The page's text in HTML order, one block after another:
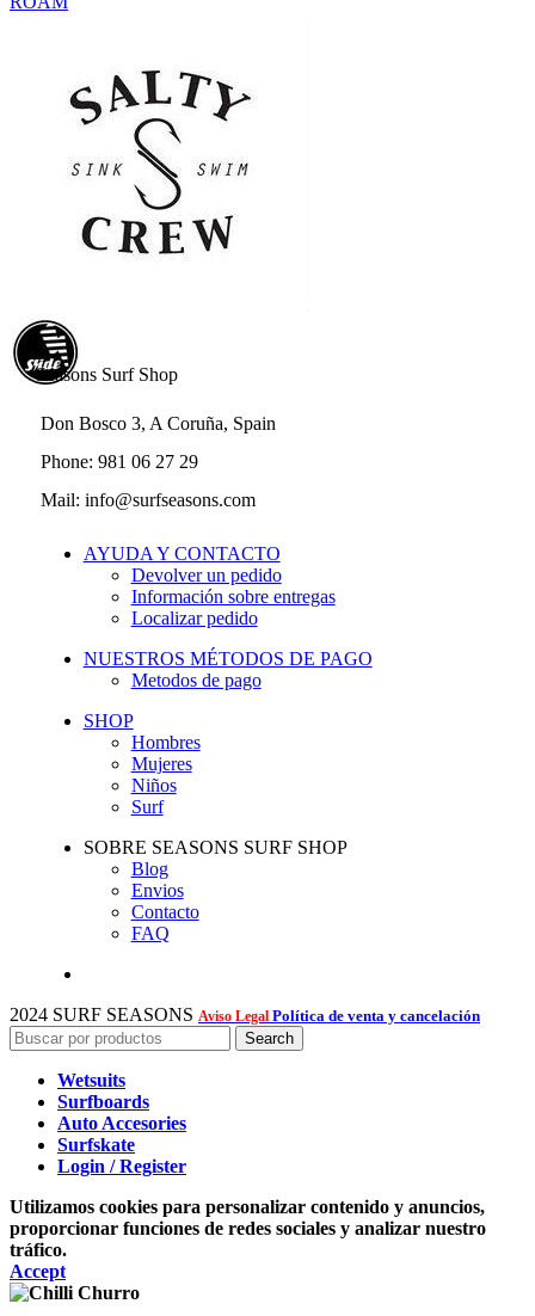
Seasons Surf Shop
Don Bosco 3, A Coruña, Spain
Phone: 981 06 27 29
Mail: info@surfseasons.com
AYUDA Y CONTACTO
Devolver un pedido
Información sobre entregas
Localizar pedido
NUESTROS MÉTODOS DE PAGO
Metodos de pago
SHOP
Hombres
Mujeres
Niños
Surf
SOBRE SEASONS SURF SHOP
Blog
Envios
Contacto
FAQ
2024 SURF SEASONS Aviso Legal Política de venta y cancelación
Search
Wetsuits
Surfboards
Auto Accesories
Surfskate
Login / Register
Utilizamos cookies para personalizar contenido y anuncios,
proporcionar funciones de redes sociales y analizar nuestro
tráfico.
Accept